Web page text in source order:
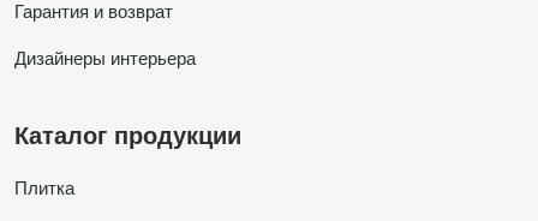
Гарантия и возврат
Дизайнеры интерьера
Каталог продукции
Плитка